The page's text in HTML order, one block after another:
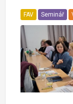
FAV Seminář